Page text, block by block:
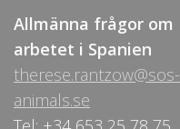
Allmänna frågor om
arbetet i Spanien
therese.rantzow@sos-
animals.se